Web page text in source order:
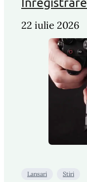
22 iulie 2026
Lansari Stiri